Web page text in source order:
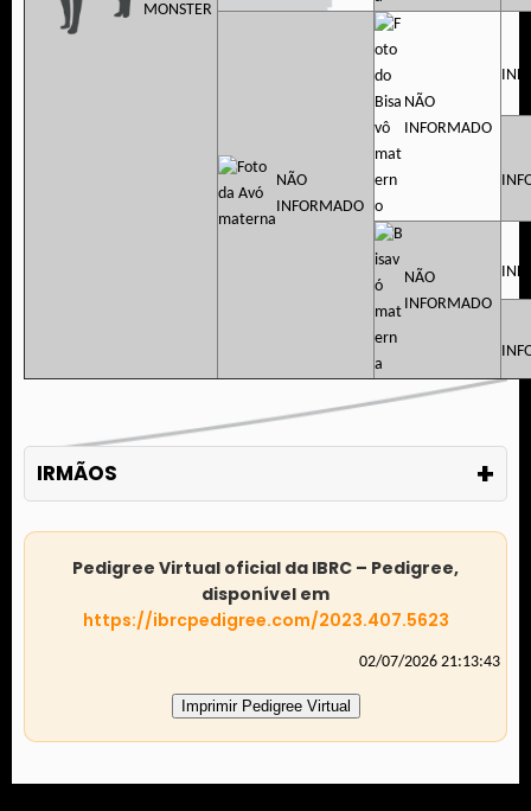
MONSTER
NÃO
INFORMADO
NÃO
INFORMADO
NÃO
INFORMADO
IRMÃOS +
Pedigree Virtual oficial da IBRC – Pedigree,
disponível em
https://ibrcpedigree.com/2023.407.5623
02/07/2026 21:13:43
Imprimir Pedigree Virtual